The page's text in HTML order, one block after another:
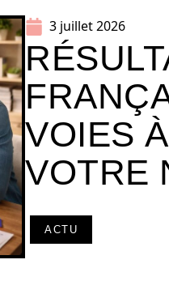
3 juillet 2026
VOIES
VOTRE
ACTU